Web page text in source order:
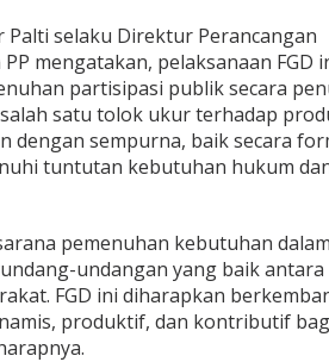
Palti selaku Direktur Perancangan
mengatakan, pelaksanaan FGD
partisipasi publik secara
satu tolok ukur terhadap
dengan sempurna, baik secara
tuntutan kebutuhan hukum
pemenuhan kebutuhan
undangan yang baik antara
FGD ini diharapkan
produktif, dan kontributif